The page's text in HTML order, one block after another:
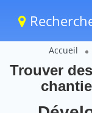
Accueil
Trouver